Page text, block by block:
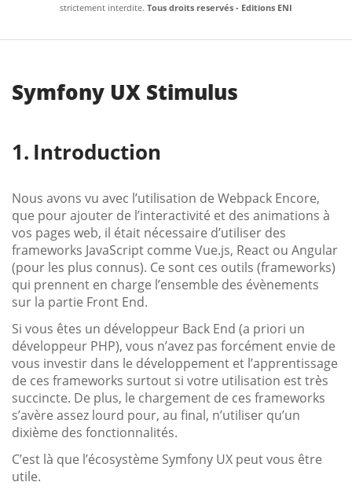
strictement interdite. Tous droits reservés - Editions ENI
Symfony UX Stimulus
Introduction
Nous avons vu avec l’utilisation de Webpack Encore,
que pour ajouter de l’interactivité et des animations à
vos pages web, il était nécessaire d’utiliser des
frameworks JavaScript comme Vue.js, React ou Angular
(pour les plus connus). Ce sont ces outils (frameworks)
qui prennent en charge l’ensemble des évènements
sur la partie Front End.
Si vous êtes un développeur Back End (a priori un
développeur PHP), vous n’avez pas forcément envie de
vous investir dans le développement et l’apprentissage
de ces frameworks surtout si votre utilisation est très
succincte. De plus, le chargement de ces frameworks
s’avère assez lourd pour, au final, n’utiliser qu’un
dixième des fonctionnalités.
C’est là que l’écosystème Symfony UX peut vous être
utile.